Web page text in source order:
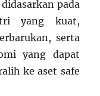
pada
yang kuat,
serta
yang dapat
ke aset safe